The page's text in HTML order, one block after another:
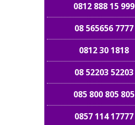
0812 888 15 999
08 565656 7777
0812 30 1818
08 52203 52203
085 800 805 805
0857 114 17777